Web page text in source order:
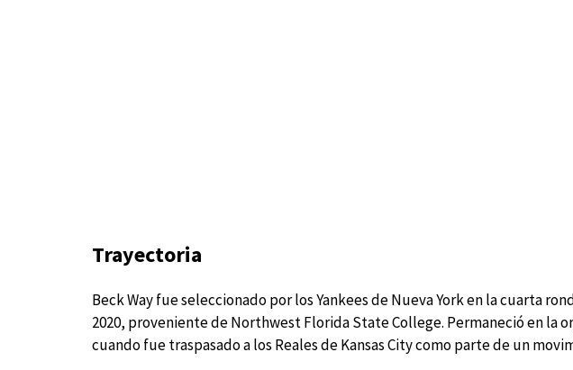
Trayectoria
Beck Way fue seleccionado por los Yankees de Nueva York en la cuarta
2020, proveniente de Northwest Florida State College. Permaneció en la
cuando fue traspasado a los Reales de Kansas City como parte de un